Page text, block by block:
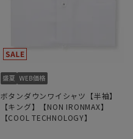
ボタンダウンワイシャツ【半袖】
【キング】【NON IRONMAX】
【COOL TECHNOLOGY】